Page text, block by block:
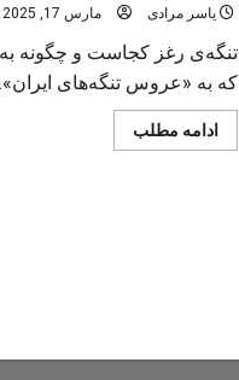
یاسر مرادی مارس 17, 2025
تنگه‌ی رغز کجاست و چگونه
که به «عروس تنگه‌های
ادامه مطلب
more